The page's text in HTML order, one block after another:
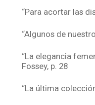
“Para acortar las
“Algunos de
“La elegancia
Fossey, p. 28
“La última